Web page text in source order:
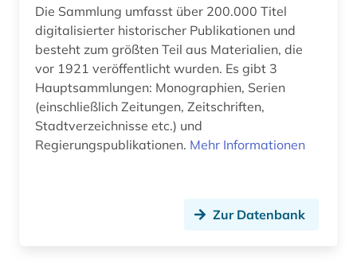
kanada (2)
karte (1)
katalog (1)
kino (2)
Die Sammlung umfasst über 200.000 Titel
digitalisierter historischer Publikationen und
besteht zum größten Teil aus Materialien, die
vor 1921 veröffentlicht wurden. Es gibt 3
Hauptsammlungen: Monographien, Serien
(einschließlich Zeitungen, Zeitschriften,
Stadtverzeichnisse etc.) und
Regierungspublikationen. Mehr Informationen
Zur Datenbank